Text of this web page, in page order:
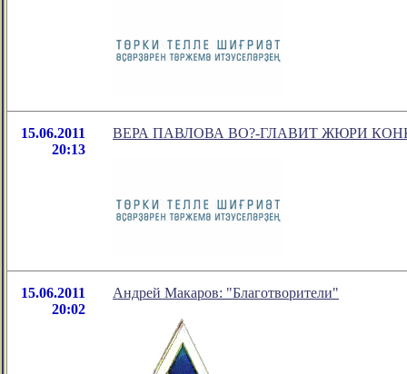
15.06.2011
20:13
ВЕРА ПАВЛОВА ВО?-ГЛАВИТ ЖЮРИ
15.06.2011
20:02
Андрей Макаров: "Благотворители"